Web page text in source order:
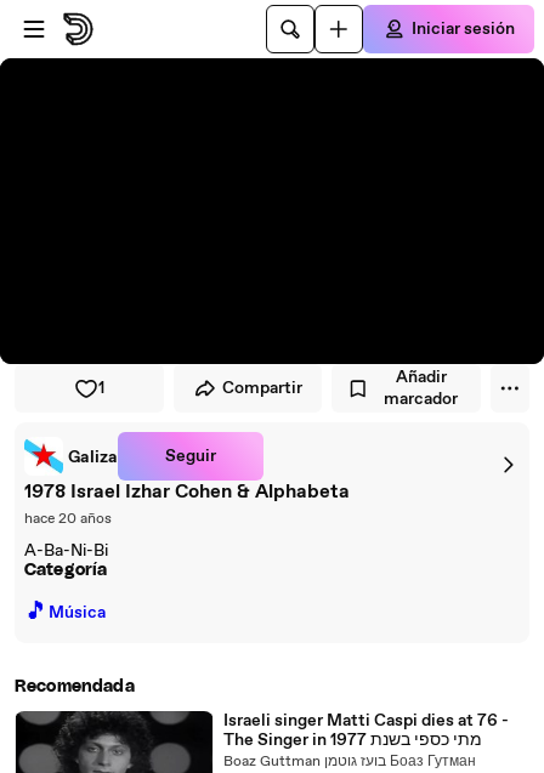
Saltar al reproductor
Saltar al contenido principal
Iniciar sesión
1 Compartir
Añadir
marcador
Galiza Seguir
1978 Israel Izhar Cohen & Alphabeta
hace 20 años
A-Ba-Ni-Bi
Categoría
🎵 Música
Recomendada
Israeli singer Matti Caspi dies at 76 -
The Singer in 1977 מתי כספי בשנת
Boaz Guttman בועז גוטמן Боаз Гутман